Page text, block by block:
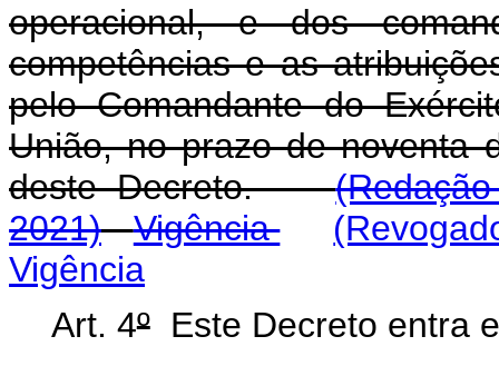
operacional, e dos
competências e as
pelo Comandante do
União, no prazo de noventa
deste Decreto.
2021)
Vigência
Vigência
Art. 4ºEste Decreto entra